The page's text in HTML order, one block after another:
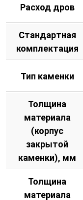
Расход дров
Стандартная
комплектация
Тип каменки
Толщина
материала
(корпус
закрытой
каменки), мм
Толщина
материала